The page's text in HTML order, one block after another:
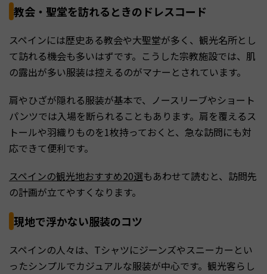
教会・聖堂を訪れるときのドレスコード
スペインには歴史ある教会や大聖堂が多く、観光名所とし
て訪れる機会も多いはずです。こうした宗教施設では、肌
の露出が多い服装は控えるのがマナーとされています。
肩やひざが隠れる服装が基本で、ノースリーブやショート
パンツでは入場を断られることもあります。肩を覆えるス
トールや羽織りものを1枚持っておくと、急な訪問にも対
応できて便利です。
スペインの観光地おすすめ20選もあわせて読むと、訪問先
の計画が立てやすくなります。
現地で浮かない服装のコツ
スペインの人々は、Tシャツにジーンズやスニーカーとい
ったシンプルでカジュアルな服装が中心です。観光客らし